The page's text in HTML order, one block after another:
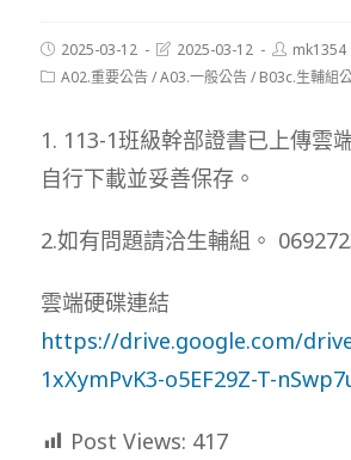
Post
published:
2025-03-12
Post
modified:
2025-03-12
Post
author:
mk1354
PostA02.重要公告/A03.一般公告/ B03c.生輔組
1. 113-1班級幹部證書已上傳雲
自行下載並妥善保存。
2.如有問題請洽生輔組。
雲端硬碟連結
https://drive.google.com/
1xXymPvK3-o5EF29Z-T-
Post Views: 417